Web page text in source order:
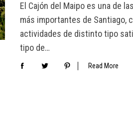
El Cajón del Maipo es una de
más importantes de Santiago,
actividades de distinto tipo
tipo de…
Read More